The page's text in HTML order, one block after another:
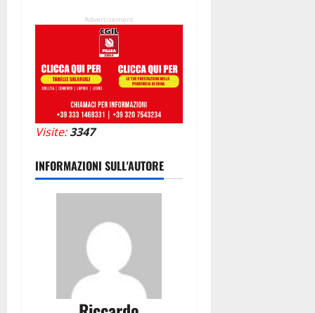
Advertisement
Visite:3347
INFORMAZIONI SULL'AUTORE